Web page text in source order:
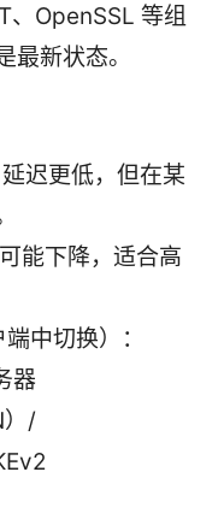
、OpenSSL 等组
新状态。
迟更低，但在某
能下降，适合高
中切换）：
器
）/